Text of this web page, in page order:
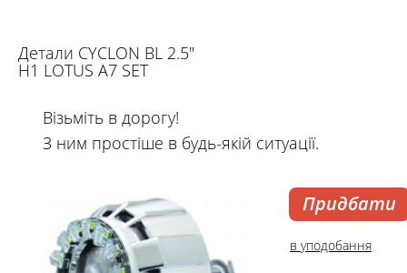
Детали CYCLON BL 2.5"
H1 LOTUS A7 SET
Візьміть в дорогу!
З ним простіше в будь-якій ситуації.
Придбати
в уподобання